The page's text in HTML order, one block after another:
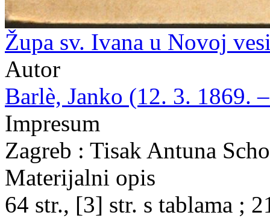
Župa sv. Ivana u Novoj
Autor
Barlè, Janko (12. 3. 1869.
Impresum
Zagreb : Tisak Antuna
Materijalni opis
64 str., [3] str. s tablama ;